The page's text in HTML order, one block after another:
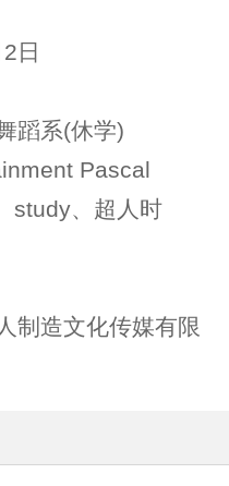
日
蹈系(休学)
Pascal
study、超人时
制造文化传媒有限